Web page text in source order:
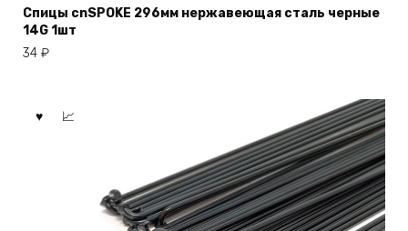
Спицы cnSPOKE 296мм нержавеющая сталь черные
14G 1шт
34 ₽